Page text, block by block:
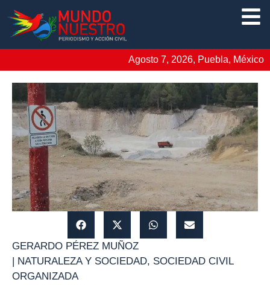
Agosto 7, 2026, Puebla, México
GERARDO PÉREZ MUÑOZ
NATURALEZA Y SOCIEDAD, SOCIEDAD CIVIL
ORGANIZADA